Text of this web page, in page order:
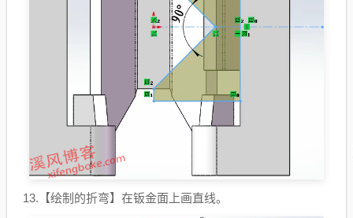
13.【绘制的折弯】在钣金面上画直线。